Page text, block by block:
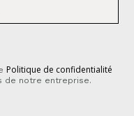
Politique de confidentialité
de notre entreprise.